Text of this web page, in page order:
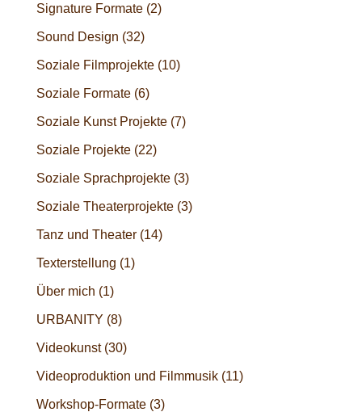
Signature Formate(2)
Sound Design (32)
Soziale Filmprojekte(10)
Soziale Formate(6)
Soziale Kunst Projekte(7)
Soziale Projekte(22)
Soziale Sprachprojekte(3)
Soziale Theaterprojekte(3)
Tanz und Theater(14)
Texterstellung (1)
Über mich (1)
URBANITY (8)
Videokunst(30)
Videoproduktion und Filmmusik(11)
Workshop-Formate(3)